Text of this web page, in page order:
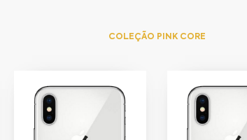
COLEÇÃO PINK CORE